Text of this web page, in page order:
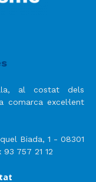
al costat dels
comarca excel·lent
Biada, 1 - 08301
757 21 12